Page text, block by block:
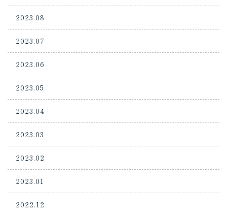
2023.08
2023.07
2023.06
2023.05
2023.04
2023.03
2023.02
2023.01
2022.12